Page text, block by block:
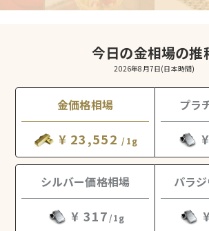
今日の金相場の推
2026年8月7日(日本時間)
金価格相場
¥ 23,552 /1g
プラ
シルバー価格相場
¥ 317 /1g
パラ